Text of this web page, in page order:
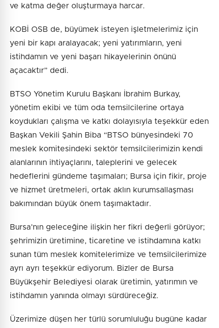
ve katma değer oluşturmaya harcar.
KOBİ OSB de, büyümek isteyen işletmelerimiz için
yeni bir kapı aralayacak; yeni yatırımların, yeni
istihdamın ve yeni başarı hikayelerinin önünü
açacaktır” dedi.
BTSO Yönetim Kurulu Başkanı İbrahim Burkay,
yönetim ekibi ve tüm oda temsilcilerine ortaya
koydukları çalışma ve katkı dolayısıyla teşekkür eden
Başkan Vekili Şahin Biba “BTSO bünyesindeki 70
meslek komitesindeki sektör temsilcilerimizin kendi
alanlarının ihtiyaçlarını, taleplerini ve gelecek
hedeflerini gündeme taşımaları; Bursa için fikir, proje
ve hizmet üretmeleri, ortak aklın kurumsallaşması
bakımından büyük önem taşımaktadır.
Bursa’nın geleceğine ilişkin her fikri değerli görüyor;
şehrimizin üretimine, ticaretine ve istihdamına katkı
sunan tüm meslek komitelerimize ve temsilcilerimize
ayrı ayrı teşekkür ediyorum. Bizler de Bursa
Büyükşehir Belediyesi olarak üretimin, yatırımın ve
istihdamın yanında olmayı sürdüreceğiz.
Üzerimize düşen her türlü sorumluluğu bugüne kadar